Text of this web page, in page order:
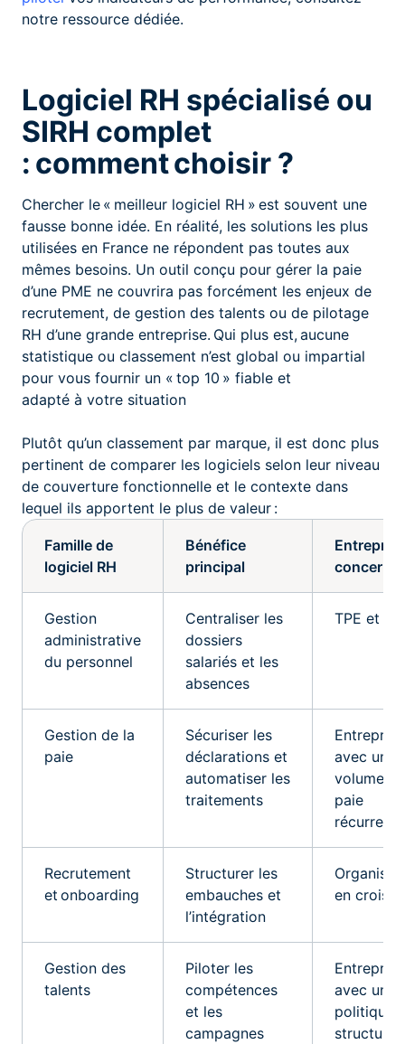
notre ressource dédiée.
Logiciel RH spécialisé ou
SIRH complet
: comment choisir ?
Chercher le « meilleur logiciel RH » est souvent une
fausse bonne idée. En réalité, les solutions les plus
utilisées en France ne répondent pas toutes aux
mêmes besoins. Un outil conçu pour gérer la paie
d’une PME ne couvrira pas forcément les enjeux de
recrutement, de gestion des talents ou de pilotage
RH d’une grande entreprise. Qui plus est, aucune
statistique ou classement n’est global ou impartial
pour vous fournir un « top 10 » fiable et
adapté à votre situation
Plutôt qu’un classement par marque, il est donc plus
pertinent de comparer les logiciels selon leur niveau
de couverture fonctionnelle et le contexte dans
lequel ils apportent le plus de valeur :
Famille de
logiciel RH
Bénéfice
principal
Gestion
administrative
du personnel
Centraliser les
dossiers
salariés et les
absences
TPE et
Gestion de la
paie
Sécuriser les
déclarations et
automatiser les
traitements
avec un
volume de
paie
récurrent
Recrutement
et onboarding
Structurer les
embauches et
l’intégration
en
Gestion des
talents
Piloter les
compétences
et les
campagnes
avec une
politique
structurée